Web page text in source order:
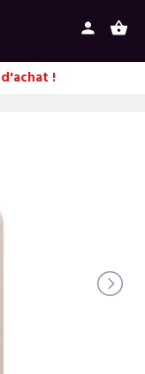
shopping_basket
person
!